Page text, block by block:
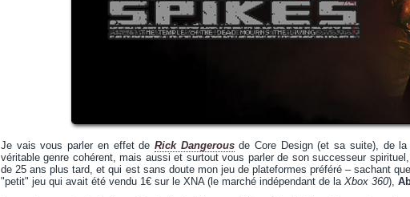
Je vais vous parler en effet de Rick Dangerousde Core Design (et sa suite), de
véritable genre cohérent, mais aussi et surtout vous parler de son successeur
de 25 ans plus tard, et qui est sans doute mon jeu de plateformes préféré – sachant
"petit" jeu qui avait été vendu 1€ sur le XNA (le marché indépendant de la Xbox 360),